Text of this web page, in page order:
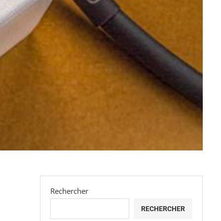
Rechercher
RECHERCHER